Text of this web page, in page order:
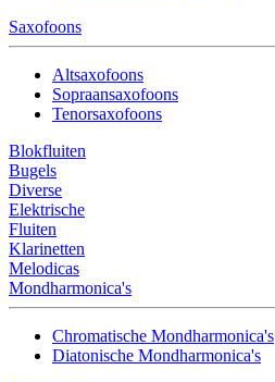
Saxofoons
Altsaxofoons
Sopraansaxofoons
Tenorsaxofoons
Blokfluiten
Bugels
Diverse
Elektrische
Fluiten
Klarinetten
Melodicas
Mondharmonica's
Chromatische Mondharmonica's
Diatonische Mondharmonica's